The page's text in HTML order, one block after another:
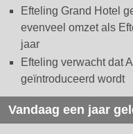
Efteling Grand Hotel
evenveel omzet als
jaar
Efteling verwacht dat
geïntroduceerd wordt
Vandaag een jaar